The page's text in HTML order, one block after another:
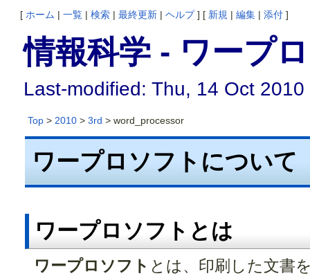
[ ホーム | 一覧 | 検索 | 最終更新 | ヘルプ] [ 新規 | 編集 | 添付 ]
情報科学 - ワープ
Last-modified: Thu, 14 Oct
Top> 2010> 3rd > word_processor
ワープロソフトについて
ワープロソフトとは
ワープロソフト とは、印刷した文書